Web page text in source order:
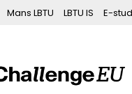
Mans LBTU LBTU IS E-